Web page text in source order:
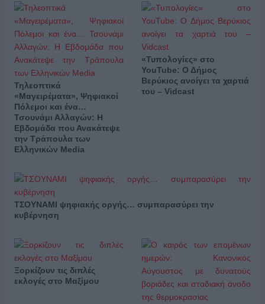
Τηλεοπτικά
«Μαγειρέματα», Ψηφιακοί
Πόλεμοι και ένα…
Τσουνάμι Αλλαγών: Η
Εβδομάδα που Ανακάτεψε
την Τράπουλα των
Ελληνικών Media
«Τυπολογίες» στο
YouTube: Ο Δήμος
Βερύκιος ανοίγει τα χαρτιά
του – Vidcast
ΤΣΟΥΝΑΜΙ ψηφιακής οργής… συμπαρασύρει την
κυβέρνηση
Ξορκίζουν τις διπλές
εκλογές στο Μαξίμου